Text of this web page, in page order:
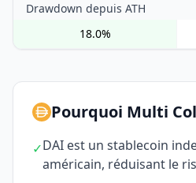
Drawdown depuis ATH
18.0%
Pourquoi Multi
✓DAI est un stablecoin
américain, réduisant le